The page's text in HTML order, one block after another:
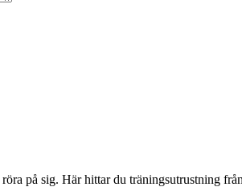
på sig. Här hittar du träningsutrustning